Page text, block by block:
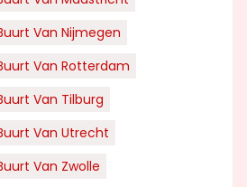
Van Nijmegen
Van Rotterdam
Van Tilburg
Van Utrecht
Van Zwolle